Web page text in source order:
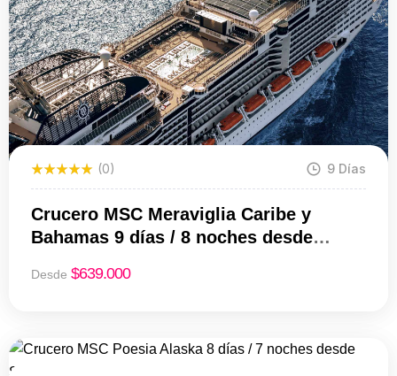
(0) 9 Días
Crucero MSC Meraviglia Caribe y
Bahamas 9 días / 8 noches desde
Desde $639.000